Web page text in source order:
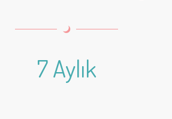
7 Aylık